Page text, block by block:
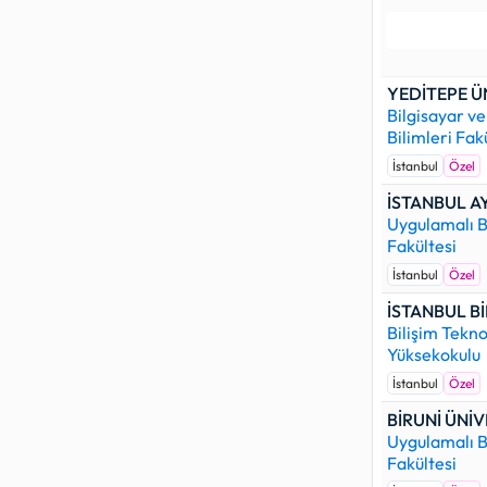
Özel
başarı
YEDİTEPE
Bilgisayar
Bilimleri
İstanbul Özel
İSTANBUL
Uygulamalı
Fakültesi
İstanbul Özel
İSTANBUL
Bilişim
Yüksekokulu
İstanbul Özel
BİRUNİ
Uygulamalı
Fakültesi